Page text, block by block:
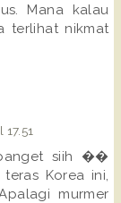
Mana kalau
terlihat nikmat
siih ��
Korea ini,
murmer